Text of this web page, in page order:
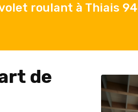
roulant à Thiais
de